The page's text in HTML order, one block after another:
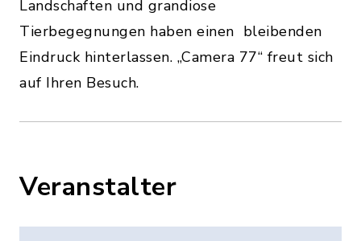
Landschaften und grandiose
Tierbegegnungen haben einen bleibenden
Eindruck hinterlassen. „Camera 77“ freut sich
auf Ihren Besuch.
Veranstalter